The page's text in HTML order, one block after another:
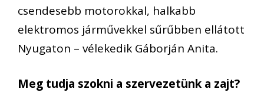
csendesebb motorokkal, halkabb
elektromos járművekkel sűrűbben ellátott
Nyugaton – vélekedik Gáborján Anita.
Meg tudja szokni a szervezetünk a zajt?